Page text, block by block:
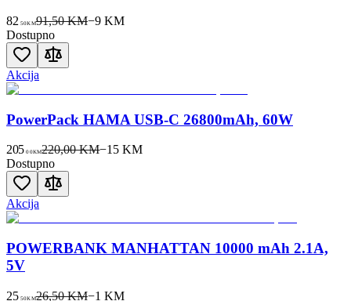
82 50KM91,50 KM−9KM
Dostupno
Akcija
PowerPack HAMA USB-C 26800mAh, 60W
205 00KM220,00 KM−15 KM
Dostupno
Akcija
POWERBANK MANHATTAN 10000 mAh 2.1A,
5V
25 50KM26,50 KM−1 KM